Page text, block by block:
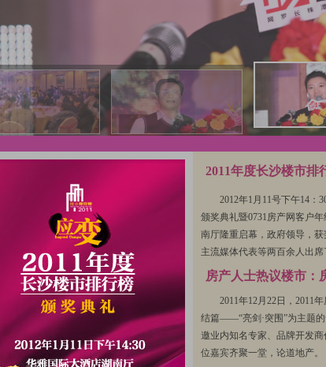
2011年度长沙楼市排
2012年1月11号下午14：
颁奖典礼暨0731房产网客户
南厅隆重启幕，政府领导，
主流媒体代表等两百余人出席
房产人士热议楼市：
2011年12月22日，2011
结篇——“亮剑·突围”为主题
邀业内知名专家、品牌开发
位嘉宾齐聚一堂，论道地产。